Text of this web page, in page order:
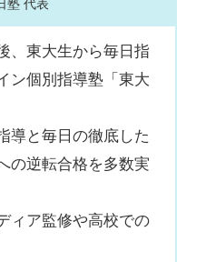
塾 代表
、東大生から毎日指
ン個別指導塾「東大
導と毎日の徹底した
の逆転合格を多数実
ィア監修や高校での